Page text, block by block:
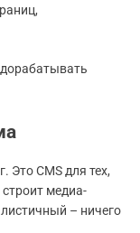
Это CMS для тех,
медиа-
– ничего